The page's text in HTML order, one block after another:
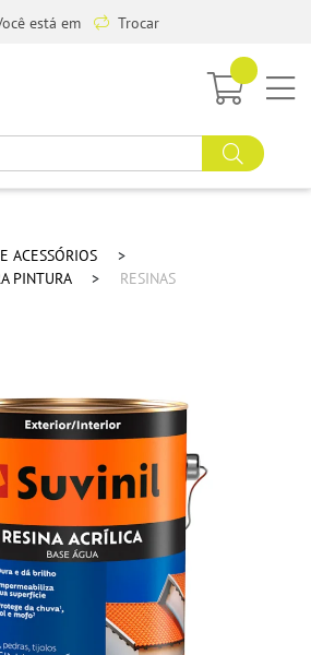
está em Trocar
ACESSÓRIOS
PINTURA
RESINAS